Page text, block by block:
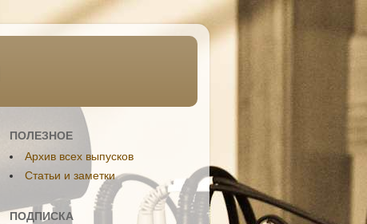
ПОЛЕЗНОЕ
Aрхив всех выпусков
Статьи и заметки
ПОДПИСКА